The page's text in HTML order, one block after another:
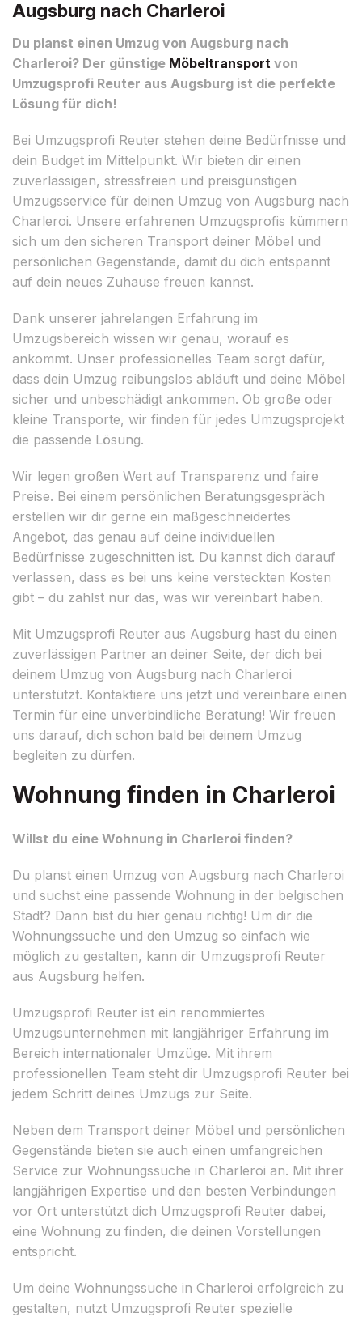
Augsburg nach Charleroi
Du planst einen Umzug von Augsburg nach
Charleroi? Der günstige Möbeltransport von
Umzugsprofi Reuter aus Augsburg ist die perfekte
Lösung für dich!
Bei Umzugsprofi Reuter stehen deine Bedürfnisse und
dein Budget im Mittelpunkt. Wir bieten dir einen
zuverlässigen, stressfreien und preisgünstigen
Umzugsservice für deinen Umzug von Augsburg nach
Charleroi. Unsere erfahrenen Umzugsprofis kümmern
sich um den sicheren Transport deiner Möbel und
persönlichen Gegenstände, damit du dich entspannt
auf dein neues Zuhause freuen kannst.
Dank unserer jahrelangen Erfahrung im
Umzugsbereich wissen wir genau, worauf es
ankommt. Unser professionelles Team sorgt dafür,
dass dein Umzug reibungslos abläuft und deine Möbel
sicher und unbeschädigt ankommen. Ob große oder
kleine Transporte, wir finden für jedes Umzugsprojekt
die passende Lösung.
Wir legen großen Wert auf Transparenz und faire
Preise. Bei einem persönlichen Beratungsgespräch
erstellen wir dir gerne ein maßgeschneidertes
Angebot, das genau auf deine individuellen
Bedürfnisse zugeschnitten ist. Du kannst dich darauf
verlassen, dass es bei uns keine versteckten Kosten
gibt – du zahlst nur das, was wir vereinbart haben.
Mit Umzugsprofi Reuter aus Augsburg hast du einen
zuverlässigen Partner an deiner Seite, der dich bei
deinem Umzug von Augsburg nach Charleroi
unterstützt. Kontaktiere uns jetzt und vereinbare einen
Termin für eine unverbindliche Beratung! Wir freuen
uns darauf, dich schon bald bei deinem Umzug
begleiten zu dürfen.
Wohnung finden in Charleroi
Willst du eine Wohnung in Charleroi finden?
Du planst einen Umzug von Augsburg nach Charleroi
und suchst eine passende Wohnung in der belgischen
Stadt? Dann bist du hier genau richtig! Um dir die
Wohnungssuche und den Umzug so einfach wie
möglich zu gestalten, kann dir Umzugsprofi Reuter
aus Augsburg helfen.
Umzugsprofi Reuter ist ein renommiertes
Umzugsunternehmen mit langjähriger Erfahrung im
Bereich internationaler Umzüge. Mit ihrem
professionellen Team steht dir Umzugsprofi Reuter bei
jedem Schritt deines Umzugs zur Seite.
Neben dem Transport deiner Möbel und persönlichen
Gegenstände bieten sie auch einen umfangreichen
Service zur Wohnungssuche in Charleroi an. Mit ihrer
langjährigen Expertise und den besten Verbindungen
vor Ort unterstützt dich Umzugsprofi Reuter dabei,
eine Wohnung zu finden, die deinen Vorstellungen
entspricht.
Um deine Wohnungssuche in Charleroi erfolgreich zu
gestalten, nutzt Umzugsprofi Reuter spezielle